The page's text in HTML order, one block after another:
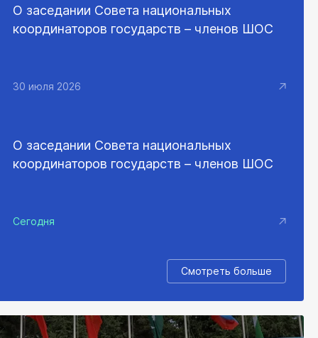
О заседании Совета национальных
координаторов государств – членов ШОС
30 июля 2026
О заседании Совета национальных
координаторов государств – членов ШОС
Сегодня
Смотреть больше